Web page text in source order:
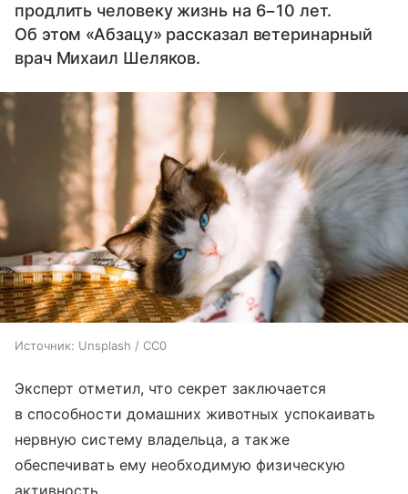
продлить человеку жизнь на 6−10 лет.
Об этом «Абзацу» рассказал ветеринарный
врач Михаил Шеляков.
Источник: Unsplash / CC0
Эксперт отметил, что секрет заключается
в способности домашних животных успокаивать
нервную систему владельца, а также
обеспечивать ему необходимую физическую
активность.